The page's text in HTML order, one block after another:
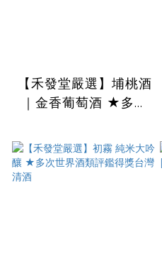
【禾發堂嚴選】埔桃酒
｜金香葡萄酒 ★多次